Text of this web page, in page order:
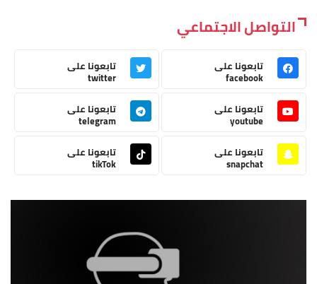
التواصل الاجتماعي
تابعونا على
facebook
تابعونا على
twitter
تابعونا على
youtube
تابعونا على
telegram
تابعونا على
snapchat
تابعونا على
tikTok